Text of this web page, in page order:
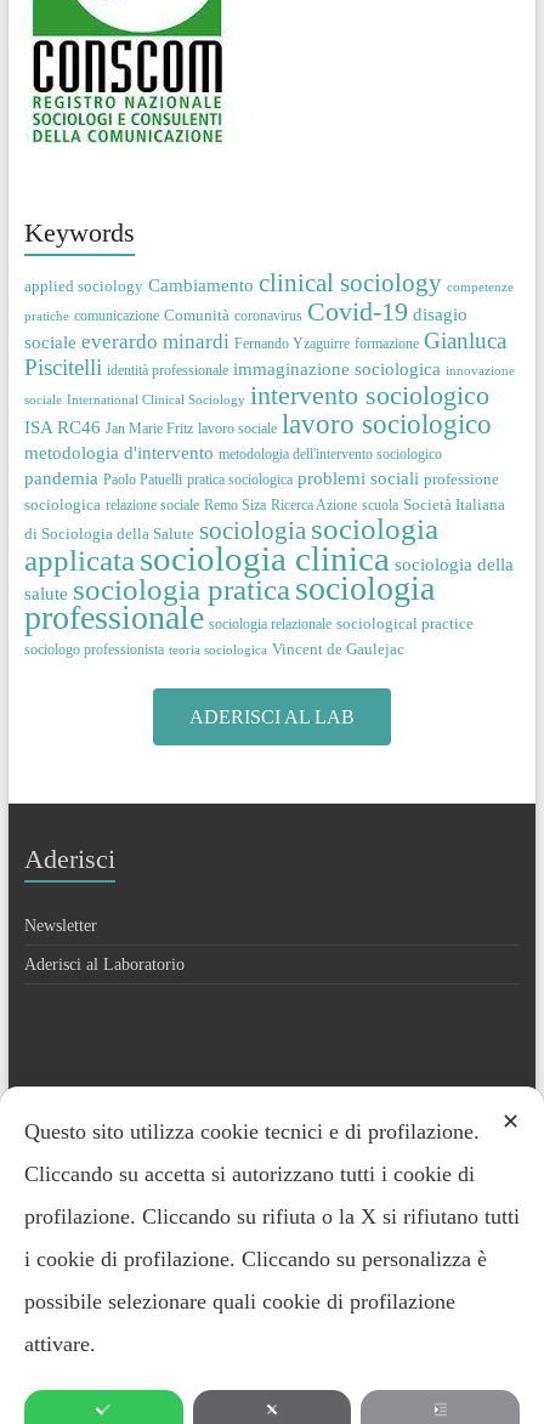
Keywords
applied sociology Cambiamento clinical sociology competenze
pratiche comunicazione Comunità coronavirus Covid-19 disagio
sociale everardo minardi Fernando Yzaguirre formazione Gianluca
Piscitelli identità professionale immaginazione sociologica innovazione
sociale International Clinical Sociology intervento sociologico
ISA RC46 Jan Marie Fritz lavoro sociale lavoro sociologico
metodologia d'intervento metodologia dell'intervento sociologico
pandemia Paolo Patuelli pratica sociologica problemi sociali professione
sociologica relazione sociale Remo Siza Ricerca Azione scuola Società Italiana
di Sociologia della Salute sociologia sociologia
applicata sociologia clinica sociologia della
salute sociologia pratica sociologia
professionale sociologia relazionale sociological practice
sociologo professionista teoria sociologica Vincent de Gaulejac
ADERISCI AL LAB
Aderisci
Newsletter
Aderisci al Laboratorio
Contatti
Copyright ©2026 LABORATORIO DI SOCIOLOGIA CLINICA E APPLICATA -
✕
Questo sito utilizza cookie tecnici e di profilazione.
Cliccando su accetta si autorizzano tutti i cookie di
profilazione. Cliccando su rifiuta o la X si rifiutano tutti
i cookie di profilazione. Cliccando su personalizza è
possibile selezionare quali cookie di profilazione
attivare.